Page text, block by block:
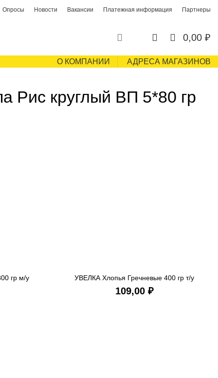
Опросы Новости Вакансии Платежная информация Партнеры
0,00 ₽
О КОМПАНИИ АДРЕСА МАГАЗИНОВ
Рис круглый ВП 5*80 гр
гр м/у В КОРЗИНУ
УВЕЛКА Хлопья Гречневые 400 гр т/у
₽